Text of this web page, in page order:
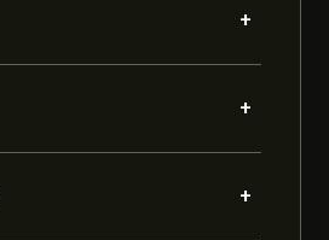
+
+
+